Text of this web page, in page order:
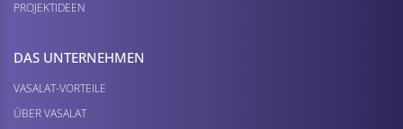
PROJEKTIDEEN
DAS UNTERNEHMEN
VASALAT-VORTEILE
ÜBER VASALAT